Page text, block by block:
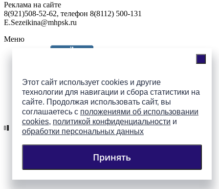
Этот сайт использует cookies и другие
технологии для навигации и сбора статистики на
сайте. Продолжая использовать сайт, вы
соглашаетесь с положениями об использовании
cookies, политикой конфиденциальности и
обработки персональных данных
Принять
Реклама на сайте
8(921)508-52-62, телефон 8(8112) 500-131
E.Sezeikina@mhpsk.ru
Меню
Подпишись на группы
ПАИ в соцсетях!